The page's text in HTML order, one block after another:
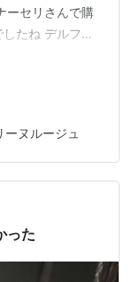
ーセリさんで購
たね デルフィ
ルフィニュー
まい、もう1本
は違います
木漏れ日が差
コラボさせたく
ヌルージュ
った